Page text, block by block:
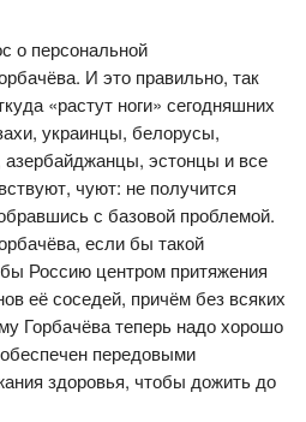
о персональной
И это правильно, так
«растут ноги» сегодняшних
украинцы, белорусы,
азербайджанцы, эстонцы и все
чуют: не получится
с базовой проблемой.
если бы такой
Россию центром притяжения
её соседей, причём без всяких
Горбачёва теперь надо хорошо
передовыми
здоровья, чтобы дожить до